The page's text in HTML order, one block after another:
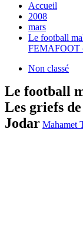
Accueil
2008
mars
Le football
FEMAFOOT
Non classé
Le football
Les griefs
Jodar Mahamet